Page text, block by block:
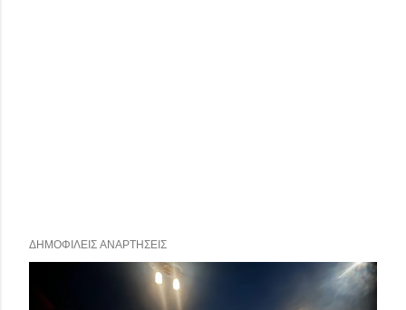
ΔΗΜΟΦΙΛΕΊΣ ΑΝΑΡΤΉΣΕΙΣ